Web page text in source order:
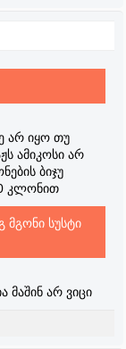
არ იყო თუ
ამიკოსი არ
ბიჯუ
კლონით
მგონი სუსტი
მაშინ არ ვიცი